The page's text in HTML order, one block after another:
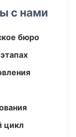
с нами
бюро
цикл